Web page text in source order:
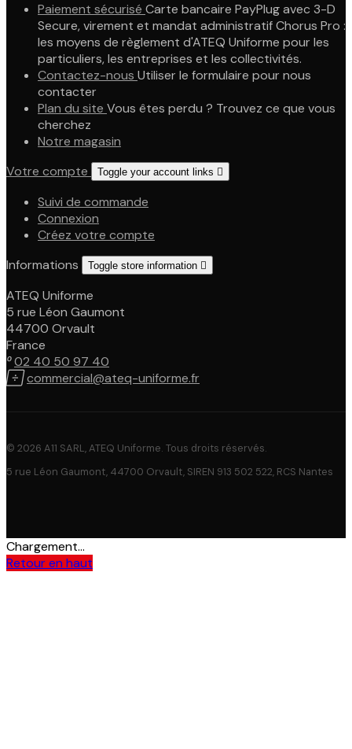
Paiement sécurisé Carte bancaire PayPlug avec 3-D
Secure, virement et mandat administratif Chorus Pro :
les moyens de règlement d'ATEQ Uniforme pour les
particuliers, les entreprises et les collectivités.
Contactez-nous Utiliser le formulaire pour nous
contacter
Plan du site Vous êtes perdu ? Trouvez ce que vous
cherchez
Notre magasin
Votre compte
Toggle your account links 
Suivi de commande
Connexion
Créez votre compte
Informations
Toggle store information 
ATEQ Uniforme
5 rue Léon Gaumont
44700 Orvault
France
02 40 50 97 40
commercial@ateq-uniforme.fr
© 2026 A11 SARL, ATEQ Uniforme. Tous droits réservés.
5 rue Léon Gaumont, 44700 Orvault, SIREN 913 502 522, RCS Nantes
Chargement...
Retour en haut